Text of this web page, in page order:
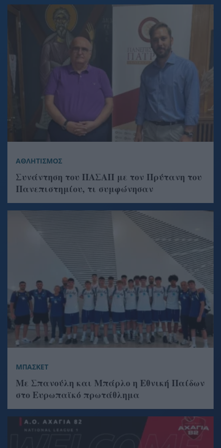
ΑΘΛΗΤΙΣΜΟΣ
Συνάντηση του ΠΑΣΑΠ με τον Πρύτανη του
Πανεπιστημίου, τι συμφώνησαν
ΜΠΑΣΚΕΤ
Με Σπανούλη και Μπάρλο η Εθνική Παίδων
στο Ευρωπαϊκό πρωτάθλημα